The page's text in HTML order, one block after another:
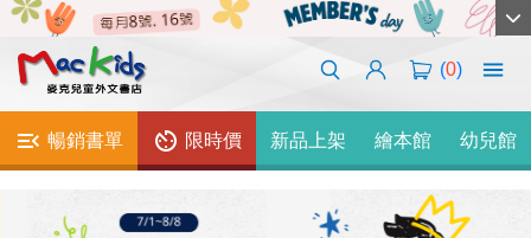
(0)
暢銷書單 限時價 新品上架 繪本館 幼兒館